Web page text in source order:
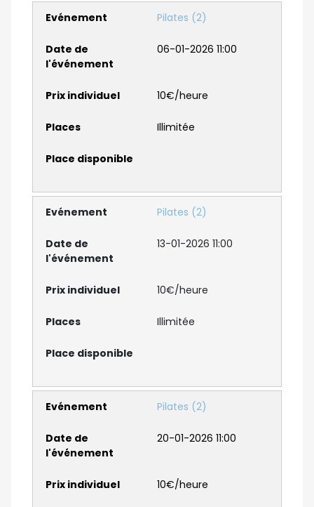
Pilates (2)
06-01-2026 11:00
10€/heure
Illimitée
Pilates (2)
13-01-2026 11:00
10€/heure
Illimitée
Pilates (2)
20-01-2026 11:00
10€/heure